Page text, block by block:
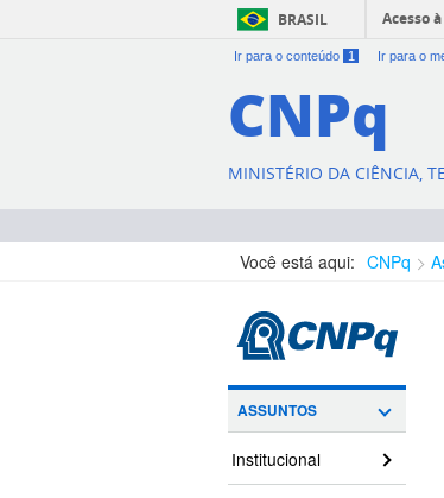
BRASIL Acesso
Ir para o conteúdo 1 Ir para o
CNPq
MINISTÉRIO DA CIÊNCIA,
Você está aqui: CNPq
ASSUNTOS
Institucional